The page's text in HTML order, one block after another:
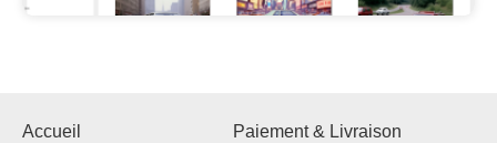
Accueil
Paiement & Livraison